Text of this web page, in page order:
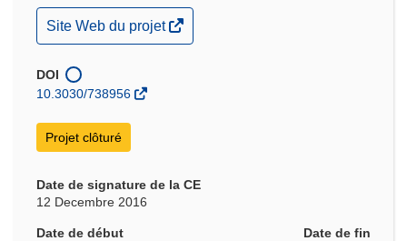
(s’ouvre
dans
nouvelle
fenêtre)
Site Web du projet
DOI
10.3030/738956
Projet clôturé
Date de signature de la CE
12 Decembre 2016
Date de début
Date de fin